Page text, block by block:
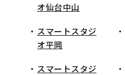
オ仙台中山
スマートスタジ
オ平岡
スマートスタジ